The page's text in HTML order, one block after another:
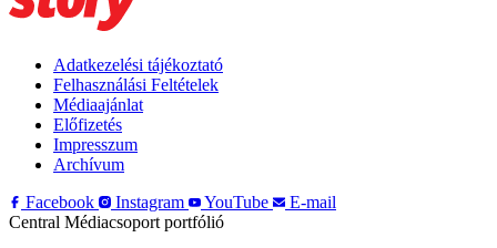
Adatkezelési tájékoztató
Felhasználási Feltételek
Médiaajánlat
Előfizetés
Impresszum
Archívum
Facebook
Instagram YouTube
E-mail
Central Médiacsoport portfólió